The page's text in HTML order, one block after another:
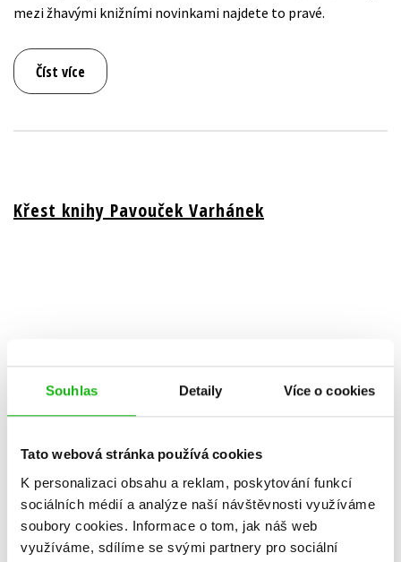
Souhlas Detaily Více o cookies
Tato webová stránka používá cookies
K personalizaci obsahu a reklam, poskytování funkcí
sociálních médií a analýze naší návštěvnosti využíváme
soubory cookies. Informace o tom, jak náš web
využíváme, sdílíme se svými partnery pro sociální
mezi žhavými knižními novinkami najdete to pravé.
Číst více
Křest knihy Pavouček Varhánek
knihy Pavouček Varhánek, který přináší milý a poutavý příběh
pro děti od 6 let. Pavouček Varhánek žije ve starobylém
kostele v píšťalách varhan a společně s myškou Cukřenkou se
vydávají na objevitelské výpravy do světa svíček, zpěvu a vůně
kadidla, při nichž poznávají duchovní svět a křesťanské